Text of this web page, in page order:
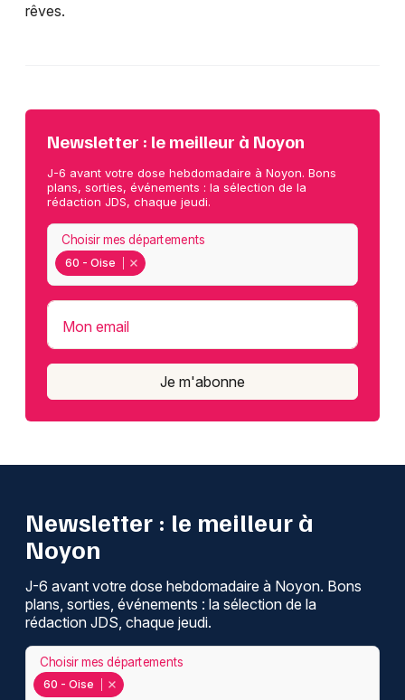
rêves.
Newsletter : le meilleur à Noyon
J-6 avant votre dose hebdomadaire à Noyon. Bons
plans, sorties, événements : la sélection de la
rédaction JDS, chaque jeudi.
60 - Oise
Choisir mes départements
Mon email
Je m'abonne
Newsletter : le meilleur à
Noyon
J-6 avant votre dose hebdomadaire à Noyon. Bons
plans, sorties, événements : la sélection de la
rédaction JDS, chaque jeudi.
60 - Oise
Choisir mes départements